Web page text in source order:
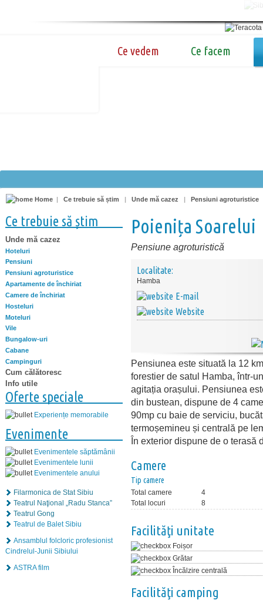
Ce vedem Ce facem
Home | Ce trebuie să știm | Unde mă cazez | Pensiuni agroturistice
Ce trebuie să știm
Unde mă cazez
Hoteluri
Pensiuni
Pensiuni agroturistice
Apartamente de închiriat
Camere de închiriat
Hosteluri
Moteluri
Vile
Bungalow-uri
Cabane
Campinguri
Cum călătoresc
Info utile
Oferte speciale
Experiențe memorabile
Evenimente
Evenimentele săptămânii
Evenimentele lunii
Evenimentele anului
Filarmonica de Stat Sibiu
Teatrul Naţional „Radu Stanca”
Teatrul Gong
Teatrul de Balet Sibiu
Ansamblul folcloric profesionist
Cindrelul-Junii Sibiului
ASTRA film
Poienița Soarelui
Pensiune agroturistică
Localitate:
Hamba
E-mail
Website
Pensiunea este situată la 12
forestier de satul Hamba, într-
agitația orașului. Pensiunea
din bustean, dispune de 4
90mp cu baie de serviciu,
termoșemineu și centrală pe
În exterior dispune de o terasă
Camere
Tip camere
Total camere
4
Total locuri
8
Facilităţi unitate
Foișor
Grătar
Încălzire centrală
Facilităţi camping